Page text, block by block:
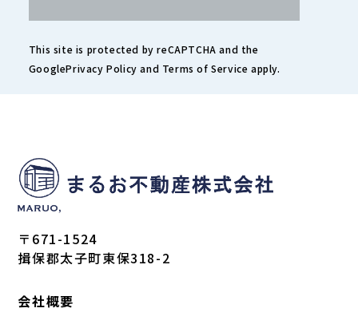
This site is protected by reCAPTCHA and the
GooglePrivacy Policy and Terms of Service apply.
〒671-1524
揖保郡太子町東保318-2
会社概要